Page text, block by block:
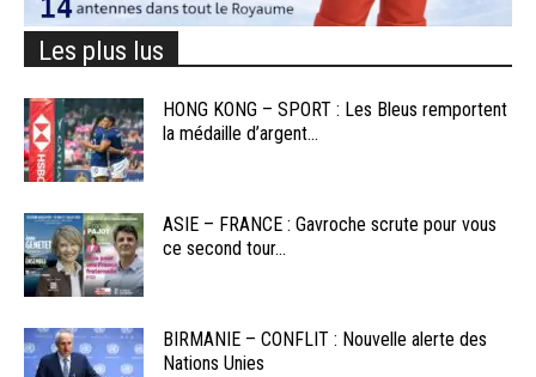
Les plus lus
HONG KONG – SPORT : Les Bleus remportent
la médaille d’argent...
ASIE – FRANCE : Gavroche scrute pour vous
ce second tour...
BIRMANIE – CONFLIT : Nouvelle alerte des
Nations Unies